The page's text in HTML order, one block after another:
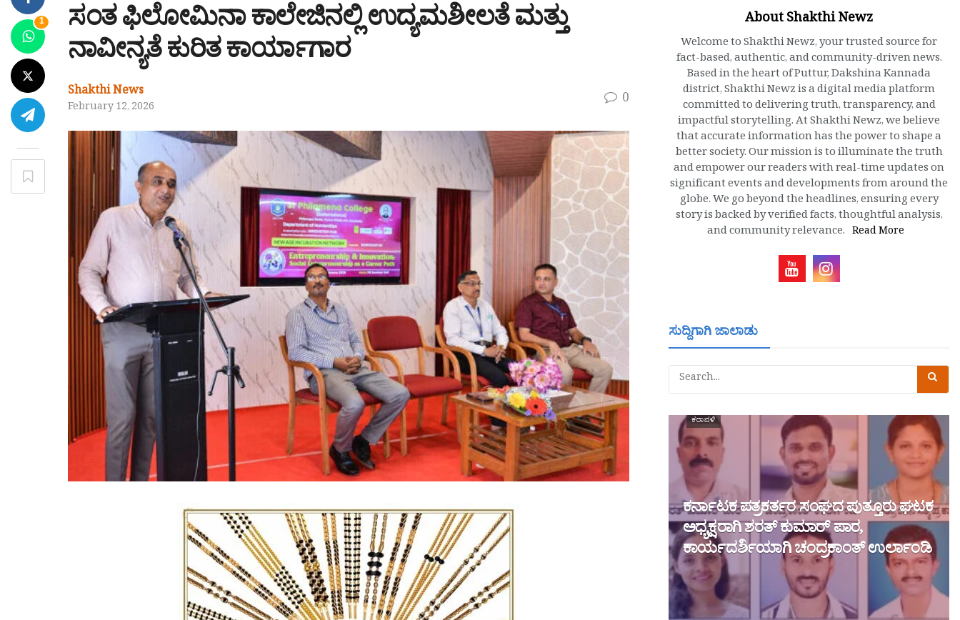
ಸಂತ ಫಿಲೋಮಿನಾ ಕಾಲೇಜಿನಲ್ಲಿ ಉದ್ಯಮಶೀಲತೆ ಮತ್ತು
ನಾವೀನ್ಯತೆ ಕುರಿತ ಕಾರ್ಯಾಗಾರ
Shakthi News
February 12, 2026 0
1 About Shakthi Newz
Welcome to Shakthi Newz, your trusted source for
fact-based, authentic, and community-driven news.
Based in the heart of Puttur, Dakshina Kannada
district, Shakthi Newz is a digital media platform
committed to delivering truth, transparency, and
impactful storytelling. At Shakthi Newz, we believe
that accurate information has the power to shape a
better society. Our mission is to illuminate the truth
and empower our readers with real-time updates on
significant events and developments from around the
globe. We go beyond the headlines, ensuring every
story is backed by verified facts, thoughtful analysis,
and community relevance. Read More
ಸುದ್ದಿಗಾಗಿ ಜಾಲಾಡು
ಕರಾವಳಿ
ಕರ್ನಾಟಕ ಪತ್ರಕರ್ತರ ಸಂಘದ ಪುತ್ತೂರು ಘಟಕ
ಅಧ್ಯಕ್ಷರಾಗಿ ಶರತ್ ಕುಮಾರ್ ಪಾರ,
ಕಾರ್ಯದರ್ಶಿಯಾಗಿ ಚಂದ್ರಕಾಂತ್ ಉರ್ಲಾಂಡಿ